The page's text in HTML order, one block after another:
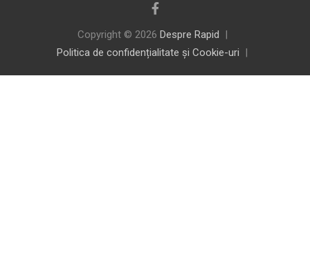
Copyright © 2026 Despre Rapid
Politica de confidențialitate și Cookie-uri